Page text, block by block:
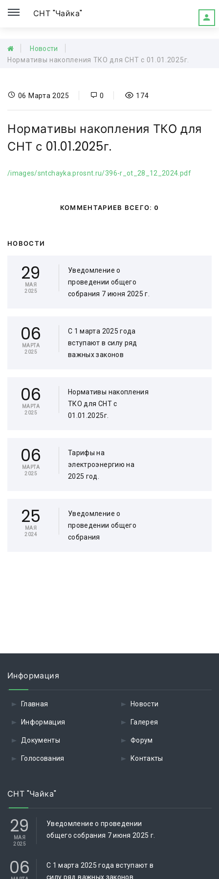
СНТ "Чайка"
Новости
Нормативы накопления ТКО для СНТ с 01.01.2025г.
06 Марта 2025 0 174
Нормативы накопления ТКО для
СНТ с 01.01.2025г.
/images/sntchayka.prosnt.ru/396-r_ot_28_12_2024.pdf
КОММЕНТАРИЕВ ВСЕГО: 0
НОВОСТИ
29
МАЯ
2025
Уведомление о
проведении общего
собрания 7 июня 2025 г.
06
МАРТА
2025
C 1 марта 2025 года
вступают в силу ряд
важных законов
06
МАРТА
2025
Нормативы накопления
ТКО для СНТ с
01.01.2025г.
06
МАРТА
2025
Тарифы на
электроэнергию на
2025 год.
25
МАЯ
2024
Уведомление о
проведении общего
собрания
Информация
Главная
Информация
Документы
Голосования
Новости
Галерея
Форум
Контакты
СНТ "Чайка"
29
МАЯ
2025
Уведомление о проведении
общего собрания 7 июня 2025 г.
06
C 1 марта 2025 года вступают в
силу ряд важных законов